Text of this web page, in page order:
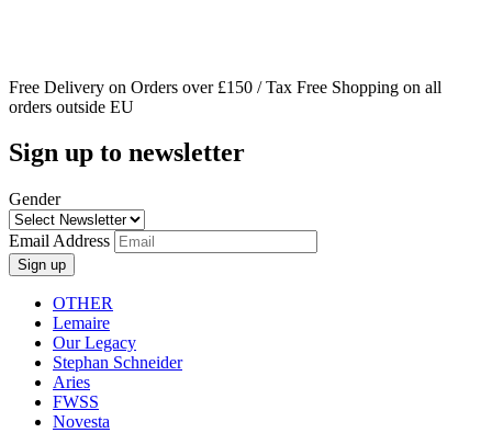
Free Delivery on Orders over £150 / Tax Free Shopping on all
orders outside EU
Sign up to newsletter
Gender
Email Address
OTHER
Lemaire
Our Legacy
Stephan Schneider
Aries
FWSS
Novesta